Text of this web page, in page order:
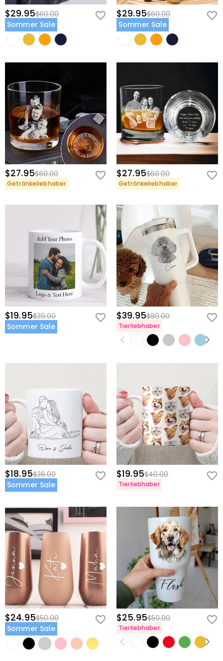
$29.95$60.00
Sommer Sale
$29.95$60.00
Sommer Sale
$27.95$60.00
Getränkeliebhaber
$27.95$60.00
Getränkeliebhaber
$19.95$39.00
Sommer Sale
$39.95$80.00
Tierliebhaber
$18.95$36.00
Sommer Sale
$19.95$40.00
Tierliebhaber
$24.95$50.00
Sommer Sale
$25.95$50.00
Tierliebhaber